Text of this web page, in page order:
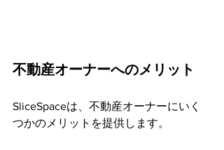
不動産オーナーへのメリット
SliceSpaceは、不動産オーナーにいく
つかのメリットを提供します。